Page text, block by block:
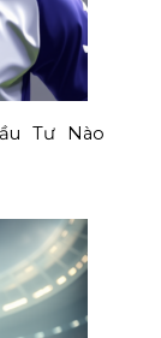
Tư Nào